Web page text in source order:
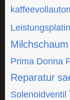
Milchschaum
Prima Donna
Reparatur
Solenoidventil